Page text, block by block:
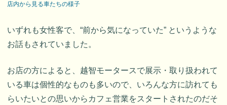
店内から見る車たちの様子
いずれも女性客で、“前から気になっていた” というような
お話もされていました。
お店の方によると、越智モータースで展示・取り扱われて
いる車は個性的なものも多いので、いろんな方に訪れても
らいたいとの思いからカフェ営業をスタートされたのだそ